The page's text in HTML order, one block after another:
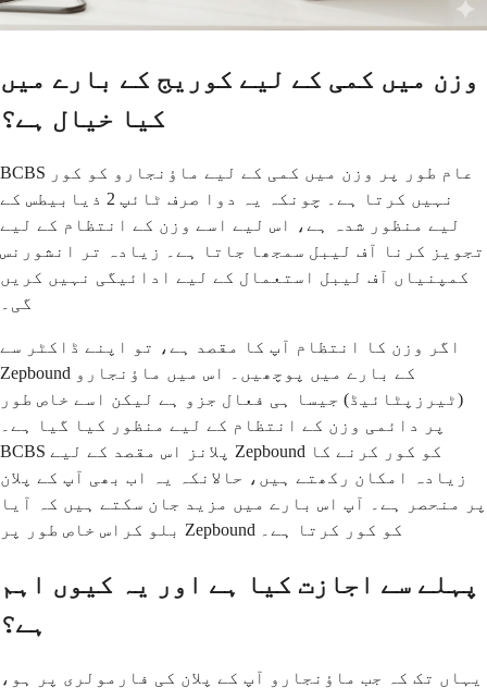
وزن میں کمی کے لیے کوریج کے بارے میں
کیا خیال ہے؟
BCBS عام طور پر وزن میں کمی کے لیے ماؤنجارو کو کور
نہیں کرتا ہے۔ چونکہ یہ دوا صرف ٹائپ 2 ذیابیطس کے
لیے منظور شدہ ہے، اس لیے اسے وزن کے انتظام کے لیے
تجویز کرنا آف لیبل سمجھا جاتا ہے۔ زیادہ تر انشورنس
کمپنیاں آف لیبل استعمال کے لیے ادائیگی نہیں کریں
گی۔
اگر وزن کا انتظام آپ کا مقصد ہے، تو اپنے ڈاکٹر سے
Zepbound کے بارے میں پوچھیں۔ اس میں ماؤنجارو
(ٹیرزپٹائیڈ) جیسا ہی فعال جزو ہے لیکن اسے خاص طور
پر دائمی وزن کے انتظام کے لیے منظور کیا گیا ہے۔
BCBS پلانز اس مقصد کے لیے Zepbound کو کور کرنے کا
زیادہ امکان رکھتے ہیں، حالانکہ یہ اب بھی آپ کے پلان
پر منحصر ہے۔ آپ اس بارے میں مزید جان سکتے ہیں کہ آیا
بلو کراس خاص طور پر Zepbound کو کور کرتا ہے۔
پہلے سے اجازت کیا ہے اور یہ کیوں اہم
ہے؟
یہاں تک کہ جب ماؤنجارو آپ کے پلان کی فارمولری پر ہو،